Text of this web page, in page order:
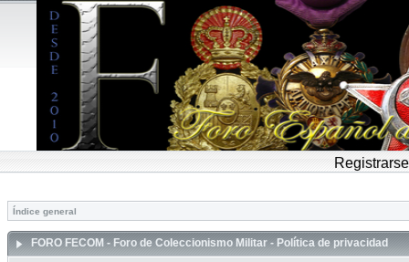
Registrarse
Índice general
FORO FECOM - Foro de Coleccionismo Militar - Política de privacidad